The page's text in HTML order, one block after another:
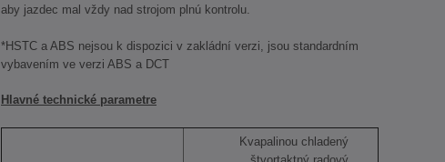
aby jazdec mal vždy nad strojom plnú kontrolu.
*HSTC a ABS nejsou k dispozici v zakládní verzi, jsou standardním
vybavením ve verzi ABS a DCT
Hlavné technické parametre
Kvapalinou chladený